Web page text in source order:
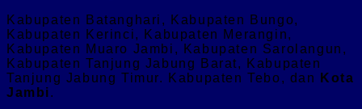
Kabupaten Batanghari, Kabupaten Bungo,
Kabupaten Kerinci, Kabupaten Merangin,
Kabupaten Muaro Jambi, Kabupaten Sarolangun,
Kabupaten Tanjung Jabung Barat, Kabupaten
Tanjung Jabung Timur. Kabupaten Tebo, dan
Kota
Jambi.